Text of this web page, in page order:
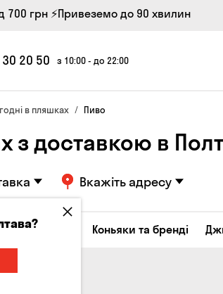
700 грн ⚡Привеземо до 90 хвилин
20 50 з 10:00 - до 22:00
в пляшках Пиво
з доставкою в
Вкажіть адресу
та настоянки Коньяки та бренді